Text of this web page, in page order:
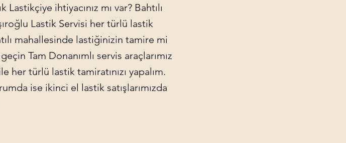
ihtiyacınız mı var? Bahtılı
Lastik Servisi her türlü lastik
mahallesinde lastiğinizin tamire mi
Tam Donanımlı servis araçlarımız
her türlü lastik tamiratınızı yapalım.
ise ikinci el lastik satışlarımızda